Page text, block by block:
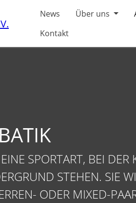
News Über uns
Kontakt
SPORTART, BEI
STEHEN. SIE
ODER MIXED-